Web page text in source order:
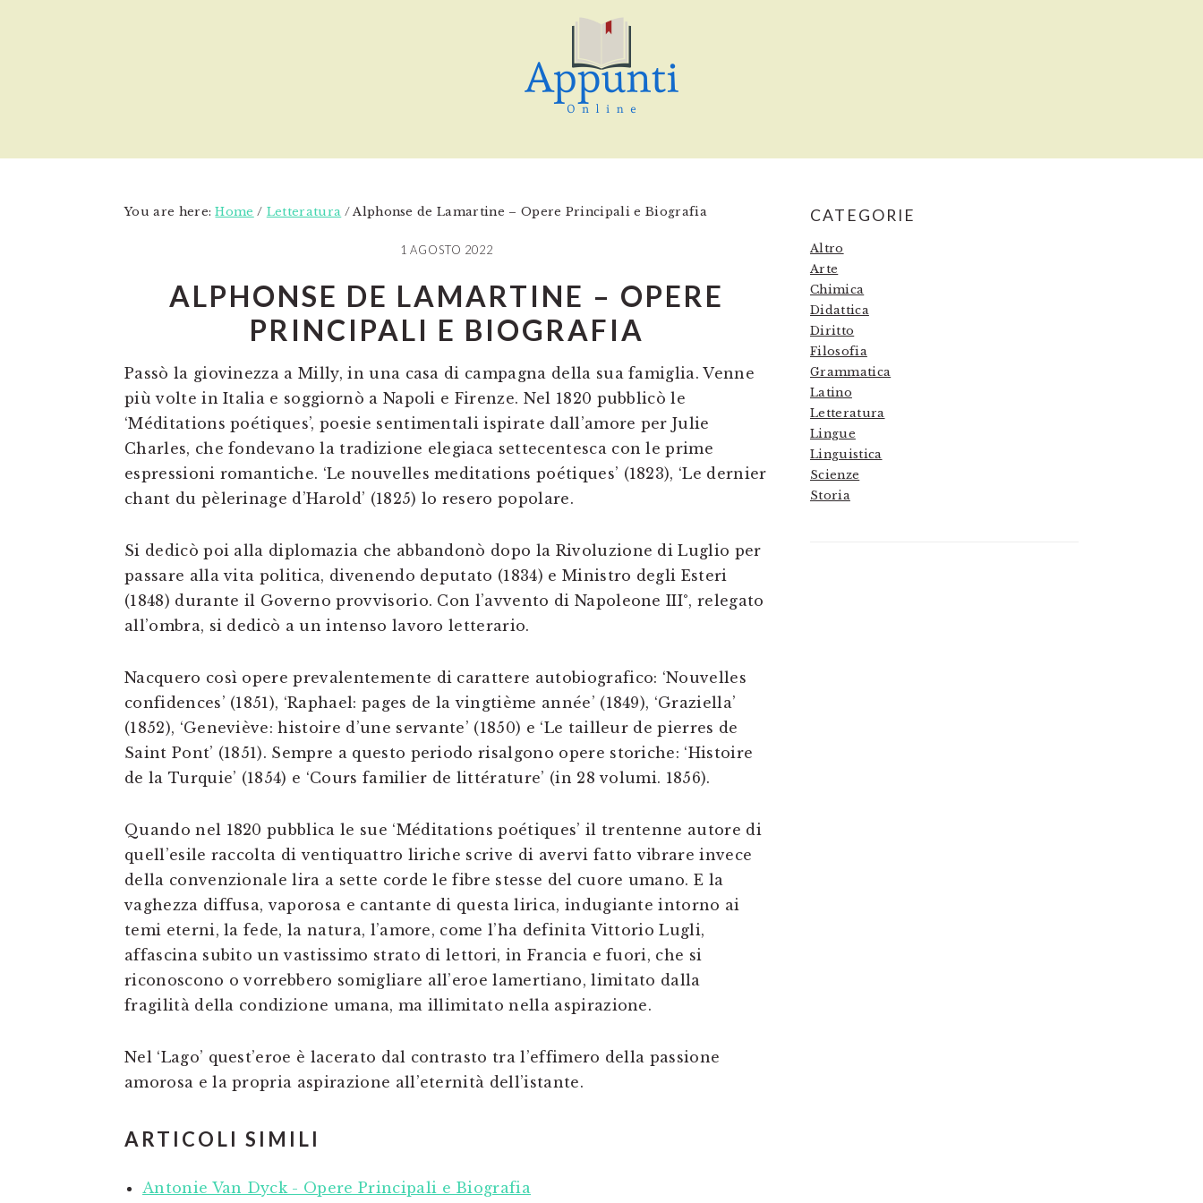
You are here:Home / Letteratura /Alphonse de Lamartine – Opere Principali e Biografia
1 AGOSTO 2022
ALPHONSE DE LAMARTINE – OPERE
PRINCIPALI E BIOGRAFIA
Passò la giovinezza a Milly, in una casa di campagna della sua famiglia. Venne
più volte in Italia e soggiornò a Napoli e Firenze. Nel 1820 pubblicò le
‘Méditations poétiques’, poesie sentimentali ispirate dall’amore per Julie
Charles, che fondevano la tradizione elegiaca settecentesca con le prime
espressioni romantiche. ‘Le nouvelles meditations poétiques’ (1823), ‘Le dernier
chant du pèlerinage d’Harold’ (1825) lo resero popolare.
Si dedicò poi alla diplomazia che abbandonò dopo la Rivoluzione di Luglio per
passare alla vita politica, divenendo deputato (1834) e Ministro degli Esteri
(1848) durante il Governo provvisorio. Con l’avvento di Napoleone III°, relegato
all’ombra, si dedicò a un intenso lavoro letterario.
Nacquero così opere prevalentemente di carattere autobiografico: ‘Nouvelles
confidences’ (1851), ‘Raphael: pages de la vingtième année’ (1849), ‘Graziella’
(1852), ‘Geneviève: histoire d’une servante’ (1850) e ‘Le tailleur de pierres de
Saint Pont’ (1851). Sempre a questo periodo risalgono opere storiche: ‘Histoire
de la Turquie’ (1854) e ‘Cours familier de littérature’ (in 28 volumi. 1856).
Quando nel 1820 pubblica le sue ‘Méditations poétiques’ il trentenne autore di
quell’esile raccolta di ventiquattro liriche scrive di avervi fatto vibrare invece
della convenzionale lira a sette corde le fibre stesse del cuore umano. E la
vaghezza diffusa, vaporosa e cantante di questa lirica, indugiante intorno ai
temi eterni, la fede, la natura, l’amore, come l’ha definita Vittorio Lugli,
affascina subito un vastissimo strato di lettori, in Francia e fuori, che si
riconoscono o vorrebbero somigliare all’eroe lamertiano, limitato dalla
fragilità della condizione umana, ma illimitato nella aspirazione.
Nel ‘Lago’ quest’eroe è lacerato dal contrasto tra l’effimero della passione
amorosa e la propria aspirazione all’eternità dell’istante.
ARTICOLI SIMILI
Antonie Van Dyck - Opere Principali e Biografia
PRIMARY
SIDEBAR
CATEGORIE
Altro
Arte
Chimica
Didattica
Diritto
Filosofia
Grammatica
Latino
Letteratura
Lingue
Linguistica
Scienze
Storia